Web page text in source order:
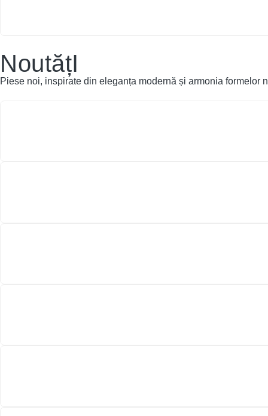
NoutățI
Piese noi, inspirate din eleganța modernă și armonia formelor